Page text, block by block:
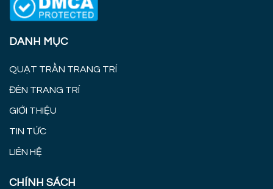
DANH MỤC
QUẠT TRẦN TRANG TRÍ
ĐÈN TRANG TRÍ
GIỚI THIỆU
TIN TỨC
LIÊN HỆ
CHÍNH SÁCH